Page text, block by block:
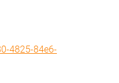
4825-84e6-